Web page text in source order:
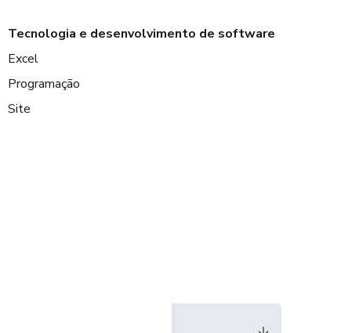
Tecnologia e desenvolvimento de software
Excel
Programação
Site